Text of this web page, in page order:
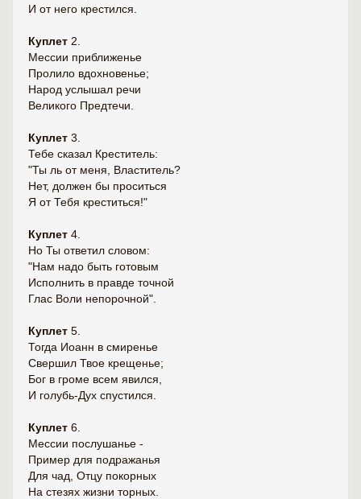
И от него крестился.
Куплет 2.
Мессии приближенье
Пролило вдохновенье;
Народ услышал речи
Великого Предтечи.
Куплет 3.
Тебе сказал Креститель:
"Ты ль от меня, Властитель?
Нет, должен бы проситься
Я от Тебя креститься!"
Куплет 4.
Но Ты ответил словом:
"Нам надо быть готовым
Исполнить в правде точной
Глас Воли непорочной".
Куплет 5.
Тогда Иоанн в смиренье
Свершил Твое крещенье;
Бог в громе всем явился,
И голубь-Дух спустился.
Куплет 6.
Мессии послушанье -
Пример для подражанья
Для чад, Отцу покорных
На стезях жизни торных.